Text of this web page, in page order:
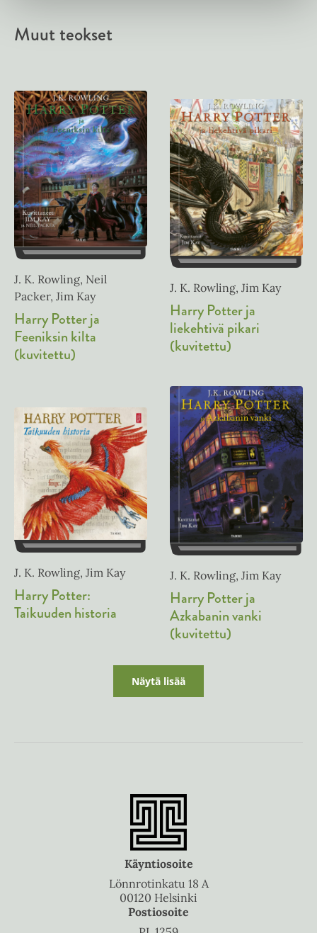
Muut teokset
J. K. Rowling, Neil
Packer, Jim Kay
Harry Potter ja
Feeniksin kilta
(kuvitettu)
J. K. Rowling, Jim Kay
Harry Potter ja
liekehtivä pikari
(kuvitettu)
J. K. Rowling, Jim Kay
Harry Potter:
Taikuuden historia
J. K. Rowling, Jim Kay
Harry Potter ja
Azkabanin vanki
(kuvitettu)
Näytä lisää
Käyntiosoite
Lönnrotinkatu 18 A
00120 Helsinki
Postiosoite